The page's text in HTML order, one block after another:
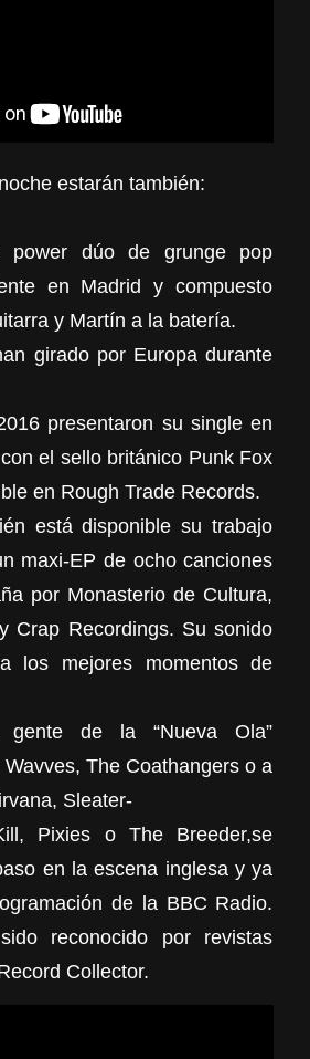
estarán también:
power dúo de grunge pop
en Madrid y compuesto
y Martín a la batería.
girado por Europa durante
presentaron su single en
el sello británico Punk Fox
en Rough Trade Records.
está disponible su trabajo
maxi-EP de ocho canciones
por Monasterio de Cultura,
Crap Recordings. Su sonido
los mejores momentos de
gente de la “Nueva Ola”
The Coathangers o a
Sleater-
Pixies o The Breeder,se
en la escena inglesa y ya
de la BBC Radio.
reconocido por revistas
Collector.